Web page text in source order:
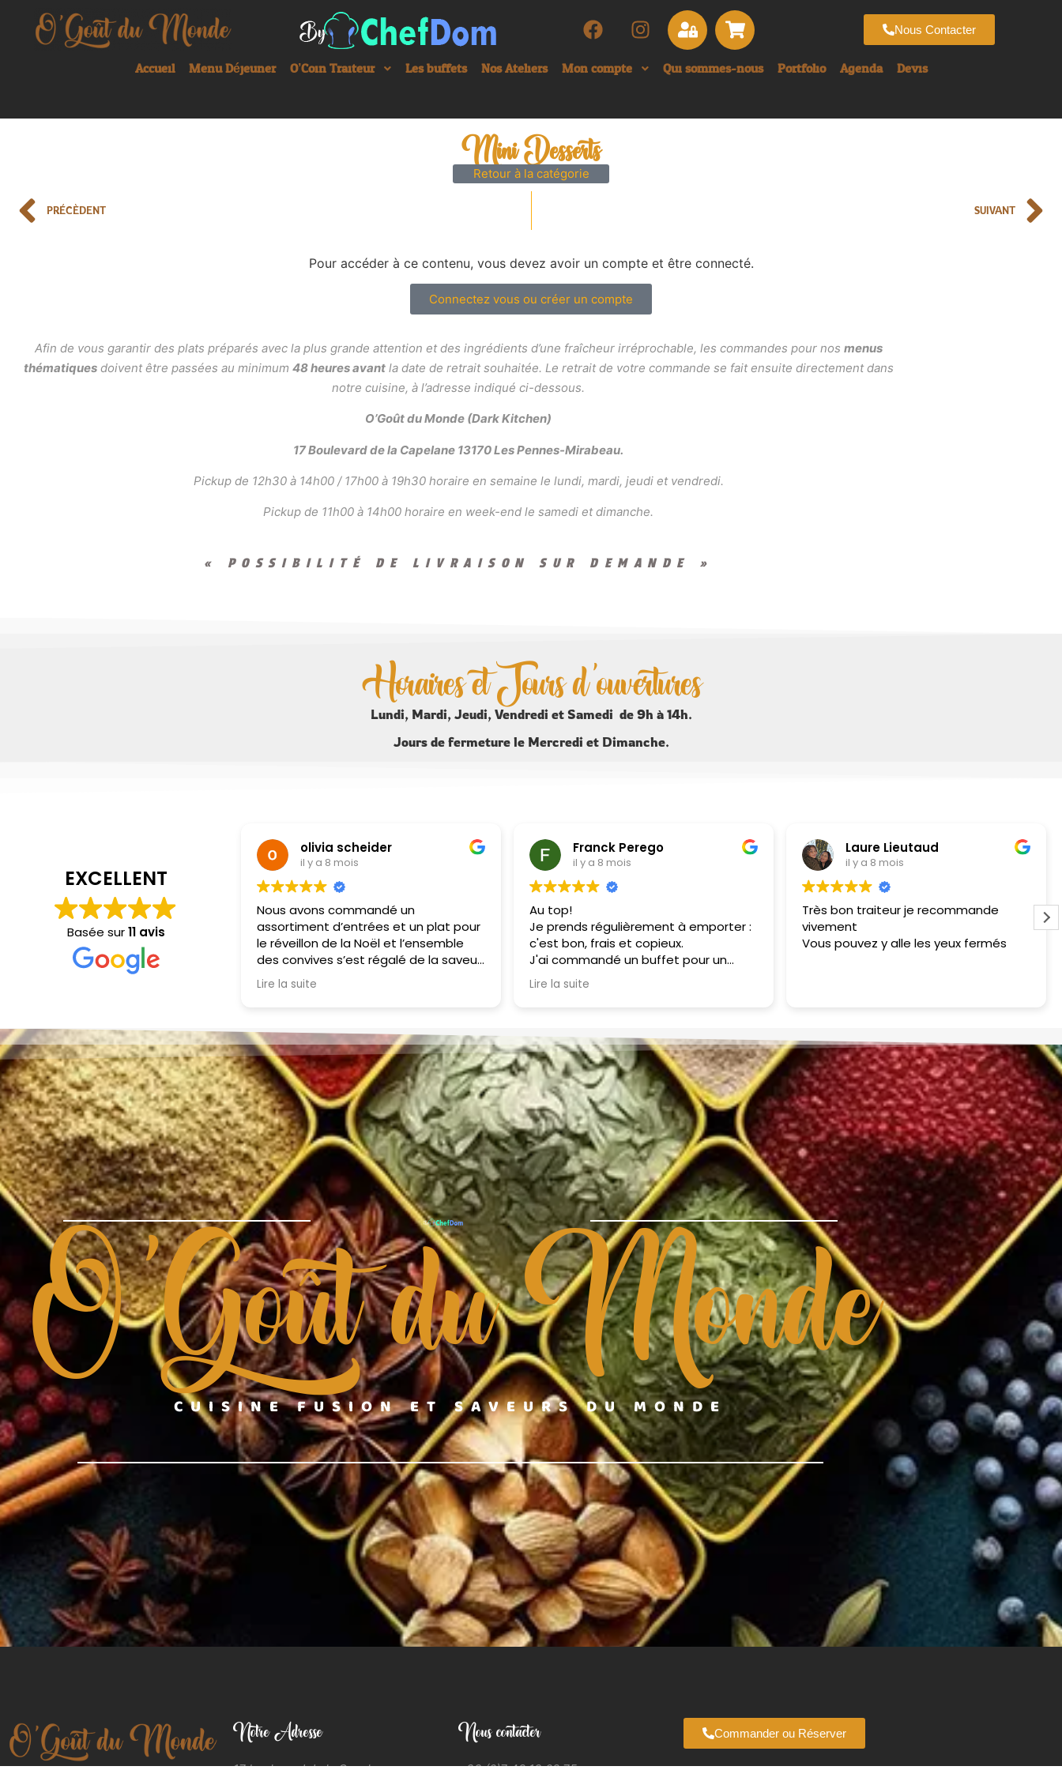
Nous Contacter
Accueil Menu Déjeuner O’Coin Traiteur Les buffets Nos Ateliers Mon compte Qui sommes-nous Portfolio Agenda Devis
Mini Desserts
Retour à la catégorie
PRÉCÈDENT SUIVANT
Pour accéder à ce contenu, vous devez avoir un compte et être connecté.
Connectez vous ou créer un compte
Afin de vous garantir des plats préparés avec la plus grande attention et des ingrédients d’une fraîcheur irréprochable, les commandes pour nos menus
thématiquesdoivent être passées au minimum 48 heures avantla date de retrait souhaitée. Le retrait de votre commande se fait ensuite directement dans
notre cuisine, à l’adresse indiqué ci-dessous.
O’Goût du Monde (Dark Kitchen)
17 Boulevard de la Capelane 13170 Les Pennes-Mirabeau.
Pickup de 12h30 à 14h00 / 17h00 à 19h30 horaire en semaine le lundi, mardi, jeudi et vendredi.
Pickup de 11h00 à 14h00 horaire en week-end le samedi et dimanche.
« POSSIBILITÉ DE LIVRAISON SUR DEMANDE »
Horaires et Jours d'ouvertures
Lundi, Mardi, Jeudi, Vendredi et Samedi de 9h à 14h.
Jours de fermeture le Mercredi et Dimanche.
EXCELLENT
Basée sur11 avis
olivia scheider
il y a 8 mois
Nous avons commandé un
assortiment d’entrées et un plat pour
le réveillon de la Noël et l’ensemble
des convives s’est régalé de la saveur
et de la subtilité des mets! Les
portions sont généreuses. Un régal !
Lire la suite
Franck Perego
il y a 8 mois
Au top!
Je prends régulièrement à emporter :
c'est bon, frais et copieux.
J'ai commandé un buffet pour un
anniversaire : tout le monde a
apprécié.
Merci
Lire la suite
Laure Lieutaud
il y a 8 mois
Très bon traiteur je recommande
vivement
Vous pouvez y alle les yeux fermés
O'Goût du Monde
CUISINE FUSION ET SAVEURS DU MONDE
Notre Adresse Nous contacter Commander ou Réserver